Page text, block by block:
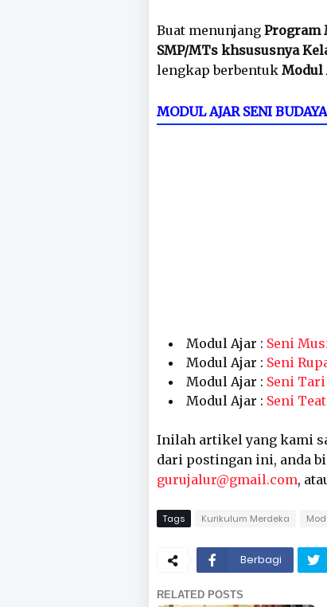
Buat menunjang Program
SMP/MTs khsususnya
lengkap berbentuk Modul
MODUL AJAR SENI
Modul Ajar : Seni
Modul Ajar : Seni
Modul Ajar : Seni Tari
Modul Ajar : Seni
Inilah artikel yang kami
dari postingan ini, anda
gurujalur@gmail.com,
Tags Kurikulum Merdeka
Berbagi
RELATED POSTS